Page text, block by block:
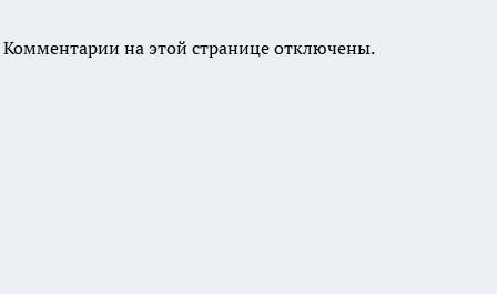
Комментарии на этой странице отключены.